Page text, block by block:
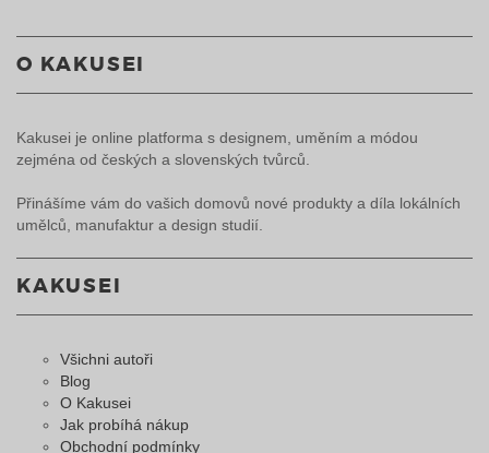
O KAKUSEI
Kakusei je online platforma s designem, uměním a módou
zejména od českých a slovenských tvůrců.
Přinášíme vám do vašich domovů nové produkty a díla lokálních
umělců, manufaktur a design studií.
KAKUSEI
Všichni autoři
Blog
O Kakusei
Jak probíhá nákup
Obchodní podmínky